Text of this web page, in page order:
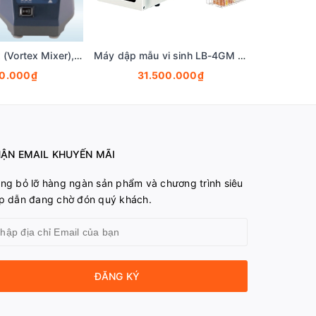
Máy lắc Vortex (Vortex Mixer), Model: 01-110X, hãng Biologix-USA
Máy dập mẫu vi sinh LB-4GM (Stomacher Lab blender)
31.500.000₫
EMAIL KHUYẾN MÃI
bỏ lỡ hàng ngàn sản phẩm và chương trình siêu
dẫn đang chờ đón quý khách.
ĐĂNG KÝ